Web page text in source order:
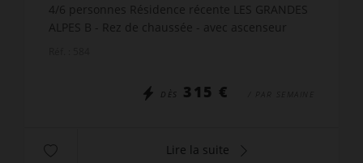
4/6 personnes Résidence récente LES GRANDES
ALPES B - Rez de chaussée - avec ascenseur
DÈS 315 € / PAR SEMAINE
Lire la suite